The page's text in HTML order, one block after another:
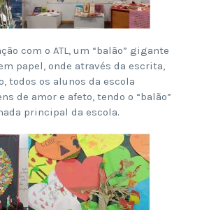
com o ATL, um “balão” gigante
papel, onde através da escrita,
todos os alunos da escola
de amor e afeto, tendo o “balão”
principal da escola.